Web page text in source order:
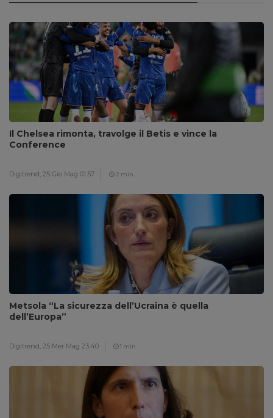
Il Chelsea rimonta, travolge il Betis e vince la
Conference
Digitrend, 25 Gio Mag 01:57 2 min
Metsola “La sicurezza dell’Ucraina è quella
dell’Europa”
Digitrend, 25 Mer Mag 23:40 1 min